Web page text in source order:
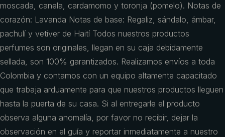
moscada, canela, cardamomo y toronja (pomelo). Notas de
corazón: Lavanda Notas de base: Regaliz, sándalo, ámbar,
pachulí y vetiver de Haití Todos nuestros productos
perfumes son originales, llegan en su caja debidamente
sellada, son 100% garantizados. Realizamos envíos a toda
Colombia y contamos con un equipo altamente capacitado
que trabaja arduamente para que nuestros productos lleguen
hasta la puerta de su casa. Si al entregarle el producto
observa alguna anomalía, por favor no recibir, dejar la
observación en el guía y reportar inmediatamente a nuestro